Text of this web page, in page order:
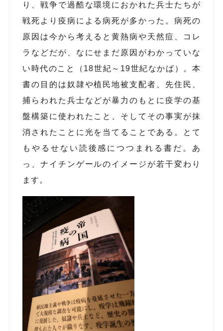
り、戦争で過酷な環境におかれた兵士たちが
戦死より疫病による病死が多かった。病死の
原因は今から考えると黄熱病や天然痘、コレ
ラなどだが、なにせまだ原因がわかっていな
い時代のこと（ 18世紀～ 19世紀なかば）。本
書の目的は奴隷や植民地被支配者、先住民、
捕らわれた兵士などが暴力のもとに疫学の基
盤構築に使われたこと、そしてその事実が抹
消されたことに光を当てることである。とて
もやるせない読後感につつまれる書だ。あ
っ、ナイチンゲールのイメージが若干変わり
ます。